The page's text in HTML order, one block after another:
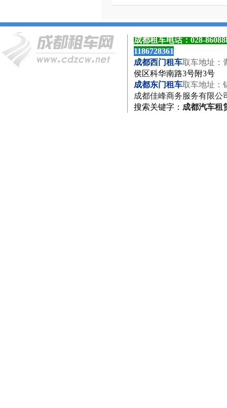
成都租车电话：028-
1186728361
成都西门租车取车地址
侯区科华南路3号附3号
成都东门租车取车地址
成都佳峰商务服务有限公
搜索关键字 ： 成都汽车租